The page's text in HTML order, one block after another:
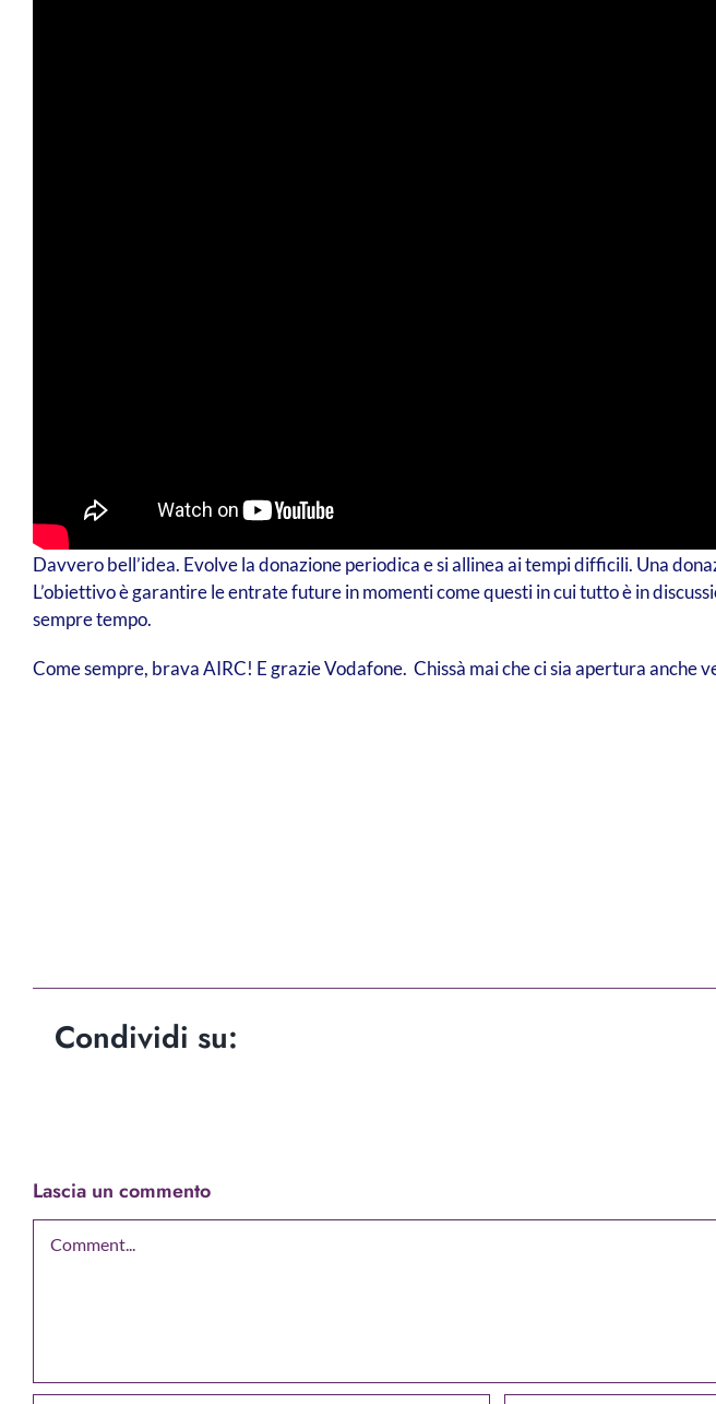
Davvero bell’idea. Evolve la donazione periodica e si allinea ai tempi difficili. Una
L’obiettivo è garantire le entrate future in momenti come questi in cui tutto è in
sempre tempo.
Come sempre, brava AIRC! E grazie Vodafone. Chissà mai che ci sia apertura
Condividi su:
Lascia un commento